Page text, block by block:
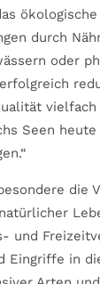
ökologische
durch
oder
Seen heute
die
und
Eingriffe in